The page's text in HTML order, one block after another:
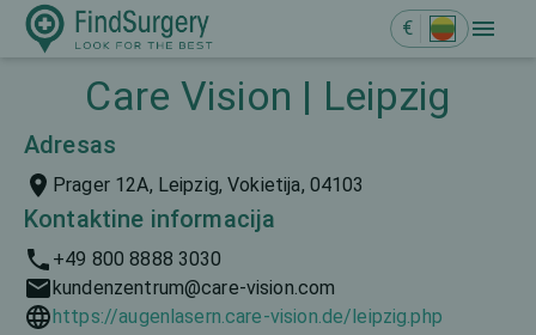
€
Care Vision | Leipzig
Adresas
Prager 12A, Leipzig, Vokietija, 04103
Kontaktine informacija
+49 800 8888 3030
kundenzentrum@care-vision.com
https://augenlasern.care-vision.de/leipzig.php